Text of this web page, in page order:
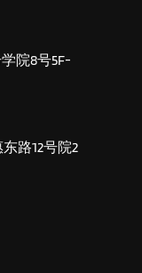
院8号5F-
路12号院2